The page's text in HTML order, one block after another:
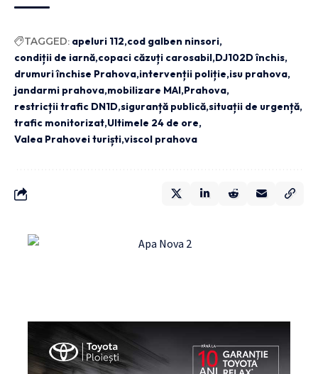
TAGGED: apeluri 112 cod galben ninsori
condiții de iarnă copaci căzuți carosabil DJ102D închis
drumuri închise Prahova intervenții poliție isu prahova
jandarmi prahova mobilizare MAI Prahova
restricții trafic DN1D siguranță publică situații de urgență
trafic monitorizat Ultimele 24 de ore
Valea Prahovei turiști viscol prahova